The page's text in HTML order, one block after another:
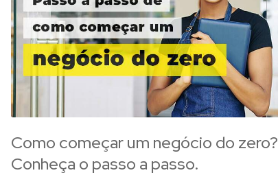
Como começar um negócio do zero?
Conheça o passo a passo.